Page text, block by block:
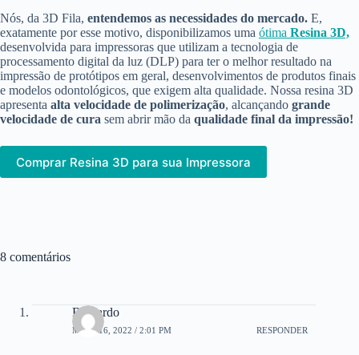
Nós, da 3D Fila, entendemos as necessidades do mercado. E,
exatamente por esse motivo, disponibilizamos uma ótima Resina 3D,
desenvolvida para impressoras que utilizam a tecnologia de
processamento digital da luz (DLP) para ter o melhor resultado na
impressão de protótipos em geral, desenvolvimentos de produtos finais
e modelos odontológicos, que exigem alta qualidade. Nossa resina 3D
apresenta alta velocidade de polimerização, alcançando grande
velocidade de cura sem abrir mão da qualidade final da impressão!
Comprar Resina 3D para sua Impressora
8 comentários
Bernardo
MAIO 16, 2022 / 2:01 PM RESPONDER